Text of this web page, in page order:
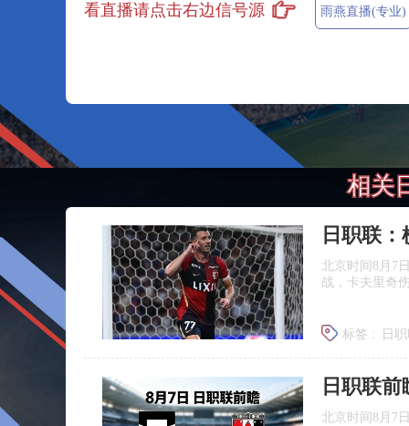
看直播请点击右边信号源 雨燕直播(专业)
相关
北京时间8月7
战，卡夫里奇
标签 : 日
北京时间8月7